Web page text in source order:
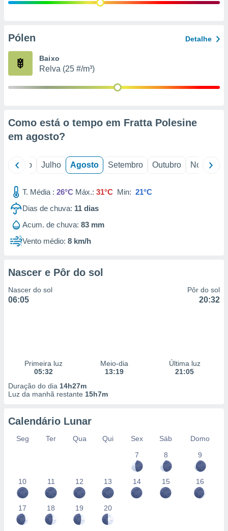
e
de
Pólen Detalhe
Baixo
Relva (25 #/m³)
Como está o tempo em Fratta Polesine
em agosto?
Junho Julho Agosto Setembro Outubro Novembro
T. Média : 26°C Máx.: 31°C Min: 21°C
Dias de chuva: 11 dias
Acum. de chuva: 83 mm
Vento médio: 8 km/h
Nascer e Pôr do sol
Nascer do sol
06:05
Pôr do sol
20:32
Primeira luz
05:32
Meio-dia
13:19
Última luz
21:05
Duração do dia 14h27m
Luz da manhã restante 15h7m
Calendário Lunar
Seg Ter Qua Qui Sex Sáb
Domo
7
8 9
10 11 12 13 14 15 16
17 18 19 20